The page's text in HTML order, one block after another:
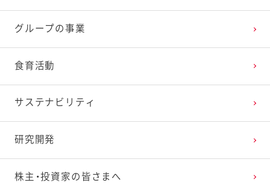
2025年3月
2025年2月
2025年1月
2024年4月
2024年3月
2024年2月
2023年5月
2023年4月
2023年3月
2022年6月
2022年5月
2022年4月
2021年7月
2021年6月
2021年5月
2020年8月
2020年7月
2020年6月
2019年9月
2019年8月
2019年7月
グループの事業
食育活動
サステナビリティ
研究開発
株主・投資家の皆さまへ